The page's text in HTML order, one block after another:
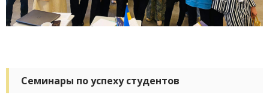
Семинары по успеху студентов